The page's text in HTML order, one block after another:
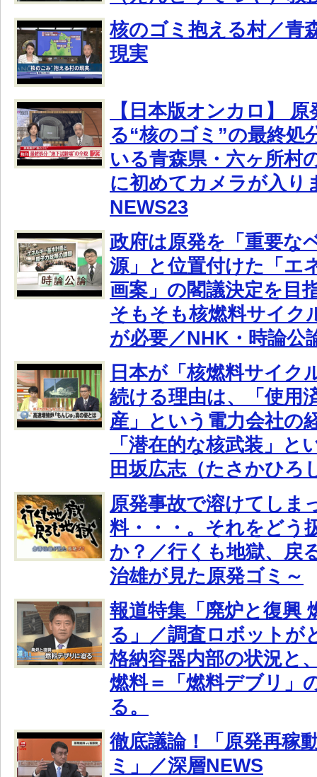
核のゴミ抱える村／青
現実
【日本版オンカロ】
る“核のゴミ”の最終処
いる青森県・六ヶ所村
に初めてカメラが入り
NEWS23
政府は原発を「重要な
源」と位置付けた「エ
画案」の閣議決定を目
そもそも核燃料サイク
が必要／NHK・時論公
日本が「核燃料サイク
続ける理由は、「使用
産」という電力会社の
「潜在的な核武装」と
田坂広志（たさかひろ
原発事故で溶けてしま
料・・・。それをどう
か？／行くも地獄、戻
治雄が見た原発ゴミ～
報道特集「廃炉と復興
る」／調査ロボットが
格納容器内部の状況と
燃料＝「燃料デブリ」
る。
徹底議論！「原発再稼
ミ」／深層NEWS